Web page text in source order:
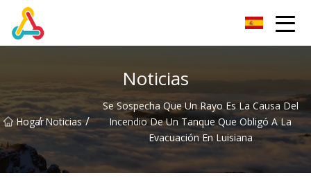
Noticias
Hogar
/ Noticias /
Se Sospecha Que Un Rayo Es La Causa Del
Incendio De Un Tanque Que Obligó A La
Evacuación En Luisiana